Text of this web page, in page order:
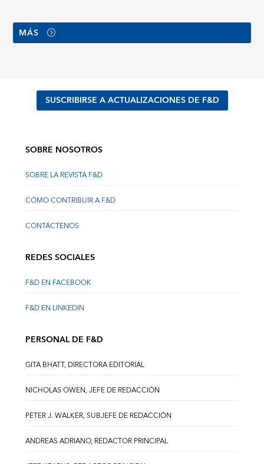
MÁS
SUSCRIBIRSE A ACTUALIZACIONES DE F&D
SOBRE NOSOTROS
SOBRE LA REVISTA F&D
CÓMO CONTRIBUIR A F&D
CONTÁCTENOS
REDES SOCIALES
F&D EN FACEBOOK
F&D EN LINKEDIN
PERSONAL DE F&D
GITA BHATT, DIRECTORA EDITORIAL
NICHOLAS OWEN, JEFE DE REDACCIÓN
PETER J. WALKER, SUBJEFE DE REDACCIÓN
ANDREAS ADRIANO, REDACTOR PRINCIPAL